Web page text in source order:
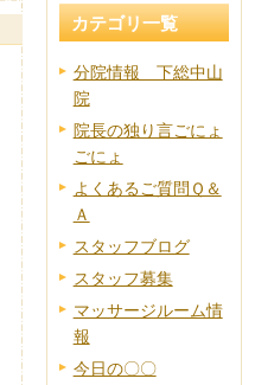
カテゴリ一覧
分院情報 下総中山
院
院長の独り言ごにょ
ごにょ
よくあるご質問Ｑ＆
Ａ
スタッフブログ
スタッフ募集
マッサージルーム情
報
今日の〇〇